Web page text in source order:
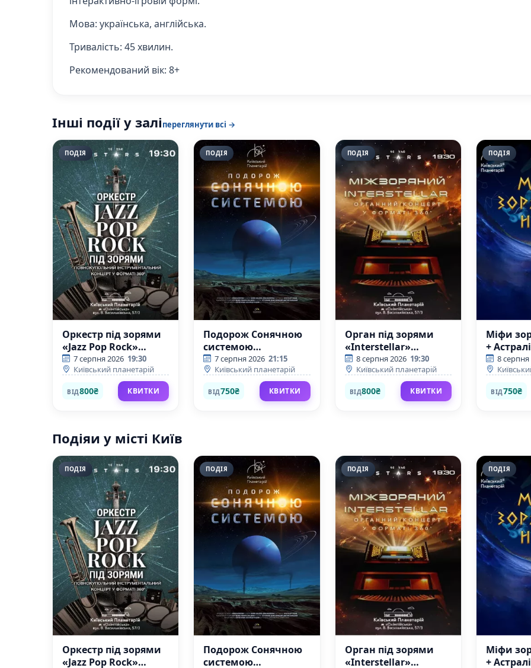
Мова: українська, англійська.
Тривалість: 45 хвилин.
Рекомендований вік: 8+
Інші події у заліпереглянути всі →
ПОДІЯ
Оркестр під зорями
«Jazz Pop Rock»
(Київський
планетарій)
7 серпня 2026 19:30
Київський планетарій
ВІД800₴ КВИТКИ
ПОДІЯ
Подорож Сонячною
системою
(Київський
планетарій)
7 серпня 2026 21:15
Київський планетарій
ВІД750₴ КВИТКИ
ПОДІЯ
Орган під зорями
«Interstellar»
(Київський
планетарій)
8 серпня 2026 19:30
Київський планетарій
ВІД800₴ КВИТКИ
ПОДІЯ
Міфи
+
8 серпня
ВІД750₴
Подіяи у місті Київ
ПОДІЯ
Оркестр під зорями
«Jazz Pop Rock»
ПОДІЯ
Подорож Сонячною
системою
ПОДІЯ
Орган під зорями
«Interstellar»
ПОДІЯ
Міфи
+